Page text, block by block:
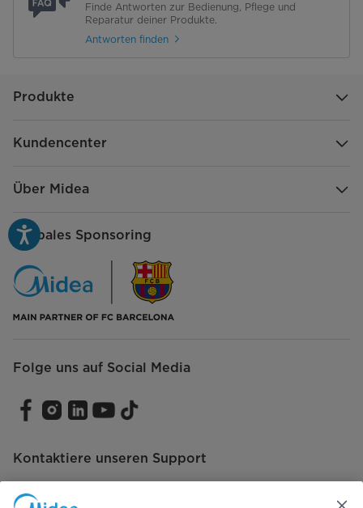
Praktische Kabelaufbewahrung
Besondere Merkmale
Neues J-förmiges Design
Material
Material Gehäuse
Abmessungen & Gewicht
[mm]
Abmessungen Verpackung (H x B
x T) [mm]
Gewicht inkl. Verpackung [kg] 12,8
Finde Antworten zur Bedienung, Pflege und
Reparatur deiner Produkte.
Antworten finden
Produkte
Kundencenter
Über Midea
Globales Sponsoring
Folge uns auf Social Media
Kontaktiere unseren Support